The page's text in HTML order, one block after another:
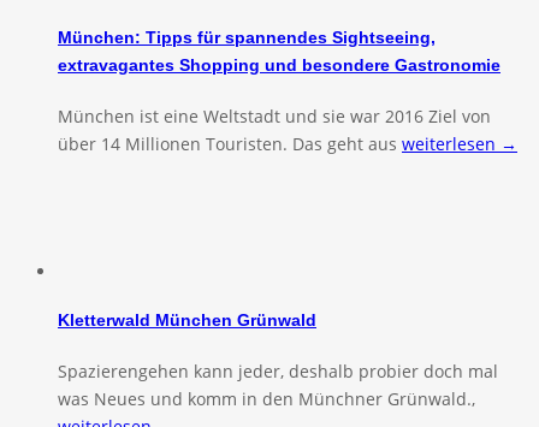
München: Tipps für spannendes Sightseeing,
extravagantes Shopping und besondere Gastronomie
München ist eine Weltstadt und sie war 2016 Ziel von
über 14 Millionen Touristen. Das geht aus weiterlesen →
Kletterwald München Grünwald
Spazierengehen kann jeder, deshalb probier doch mal
was Neues und komm in den Münchner Grünwald.,